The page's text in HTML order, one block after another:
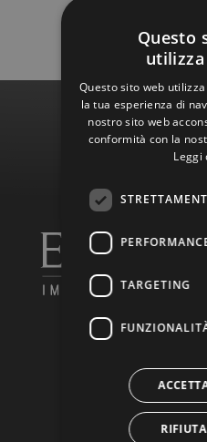
I
39100
Tel. +39
Questo
Questo sito web
la tua esperienza di
nostro sito web
conformità con la
Leggi
TARGETING